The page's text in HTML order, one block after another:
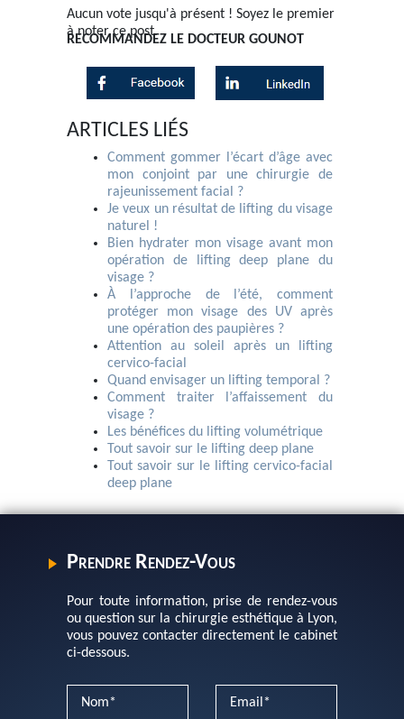
Aucun vote jusqu'à présent ! Soyez le premier
à noter ce post.
RECOMMANDEZ LE DOCTEUR GOUNOT
ARTICLES LIÉS
Comment gommer l’écart d’âge avec
mon conjoint par une chirurgie de
rajeunissement facial ?
Je veux un résultat de lifting du visage
naturel !
Bien hydrater mon visage avant mon
opération de lifting deep plane du
visage ?
À l’approche de l’été, comment
protéger mon visage des UV après
une opération des paupières ?
Attention au soleil après un lifting
cervico-facial
Quand envisager un lifting temporal ?
Comment traiter l’affaissement du
visage ?
Les bénéfices du lifting volumétrique
Tout savoir sur le lifting deep plane
Tout savoir sur le lifting cervico-facial
deep plane
Prendre Rendez-Vous
Pour toute information, prise de rendez-vous
ou question sur la chirurgie esthétique à Lyon,
vous pouvez contacter directement le cabinet
ci-dessous.